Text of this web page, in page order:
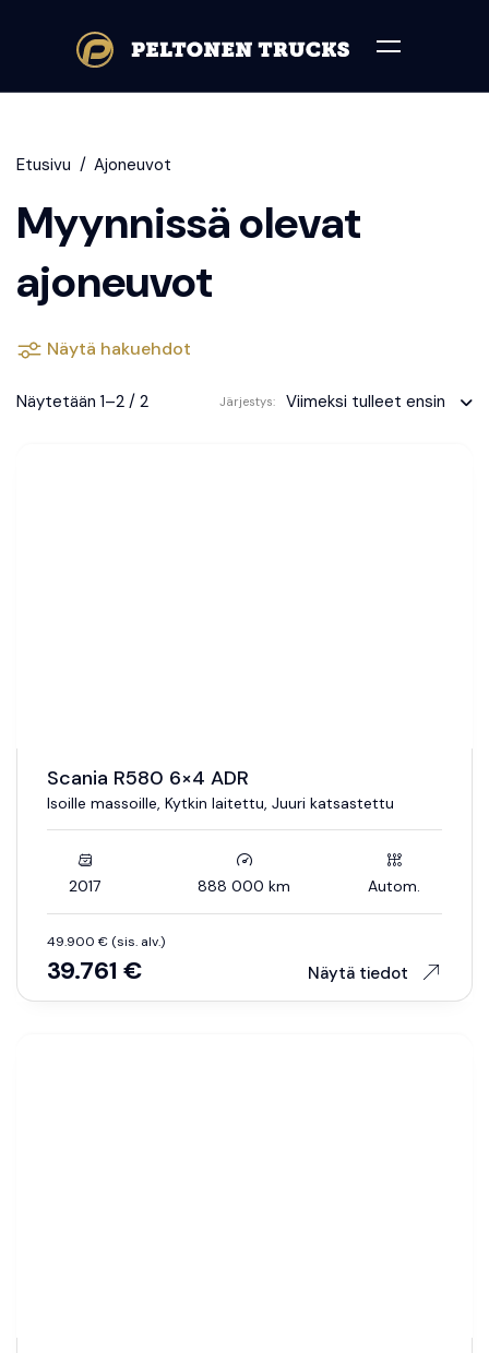
Etusivu Ajoneuvot
Myynnissä olevat
ajoneuvot
Näytä hakuehdot
Näytetään 1–2 / 2 Järjestys: Viimeksi tulleet ensin
Scania R580 6×4 ADR
Isoille massoille, Kytkin laitettu, Juuri katsastettu
2017 888 000 km Autom.
49.900 € (sis. alv.)
39.761 € Näytä tiedot